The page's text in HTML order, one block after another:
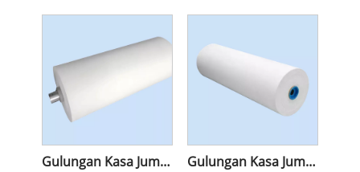
Gulungan Kasa Jumbo Katun Penyerap Gulungan Kasa Jumbo 1 Lapis